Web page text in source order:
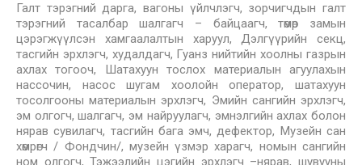
Галт тэрэгний дарга, вагоны үйлчлэгч, зорчигчдын галт
тэрэгний тасалбар шалгагч – байцаагч, төмөр замын
цэрэгжүүлсэн хамгаалалтын харуул, Дэлгүүрийн секц,
тасгийн эрхлэгч, худалдагч, Гуанз нийтийн хоолны газрын
ахлах тогооч, Шатахуун тослох материалын агуулахын
нассочин, насос шугам хоолойн оператор, шатахуун
тосолгооны материалын эрхлэгч, Эмийн сангийн эрхлэгч,
эм олгогч, шалгагч, эм найруулагч, эмнэлгийн ахлах болон
нярав сувилагч, тасгийн бага эмч, дефектор, Музейн сан
хөмрөгч / Фондчин/, музейн үзмэр харагч, номын сангийн
ном олгогч, Тэжээлийн цэгийн эрхлэгч –нярав, шувууны